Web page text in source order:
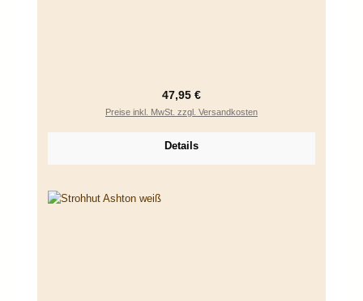
Regulärer Preis:
47,95 €
Preise inkl. MwSt. zzgl. Versandkosten
Details